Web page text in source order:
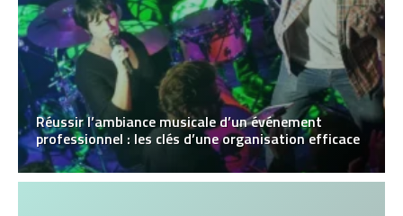
Réussir l’ambiance musicale d’un événement
professionnel : les clés d’une organisation efficace